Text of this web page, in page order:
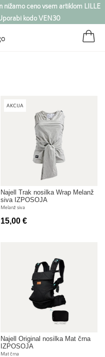
ceno vsem artiklom LILLE
kodo VEN30
AKCIJA
Najell Trak nosilka Wrap Melanž
siva IZPOSOJA
Melanž siva
15,00 €
Najell Original nosilka Mat črna
IZPOSOJA
Mat črna